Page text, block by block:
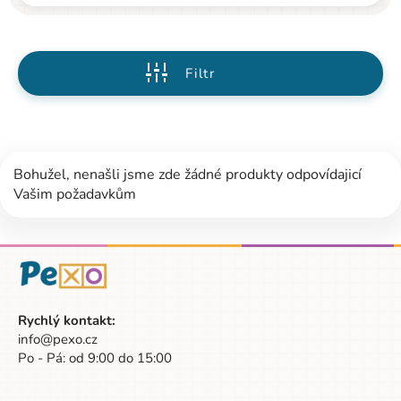
Filtr
Bohužel, nenašli jsme zde žádné produkty odpovídajicí
Vašim požadavkům
Rychlý kontakt:
info@pexo.cz
Po - Pá: od 9:00 do 15:00